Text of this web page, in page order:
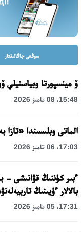
سوڭعى جاڭالىقتار
ۆ مينسپورتا وبياسنيلي
15:48، 08 تامىز 2026
الماتى وبلىسىندا «تازا بەيسەنبى»: 510
17:03، 06 تامىز 2026
ءبىر كۇننىڭ قۋانىشى -
بالالار ءۇيىنىڭ
17:31، 05 تامىز 2026